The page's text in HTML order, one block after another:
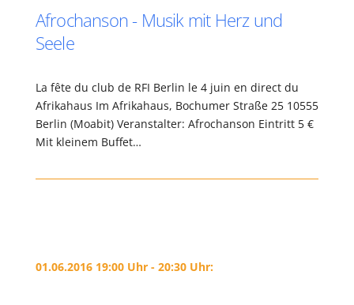
Afrochanson - Musik mit Herz und
Seele
La fête du club de RFI Berlin le 4 juin en direct du
Afrikahaus Im Afrikahaus, Bochumer Straße 25 10555
Berlin (Moabit) Veranstalter: Afrochanson Eintritt 5 €
Mit kleinem Buffet…
01.06.2016 19:00 Uhr - 20:30 Uhr: